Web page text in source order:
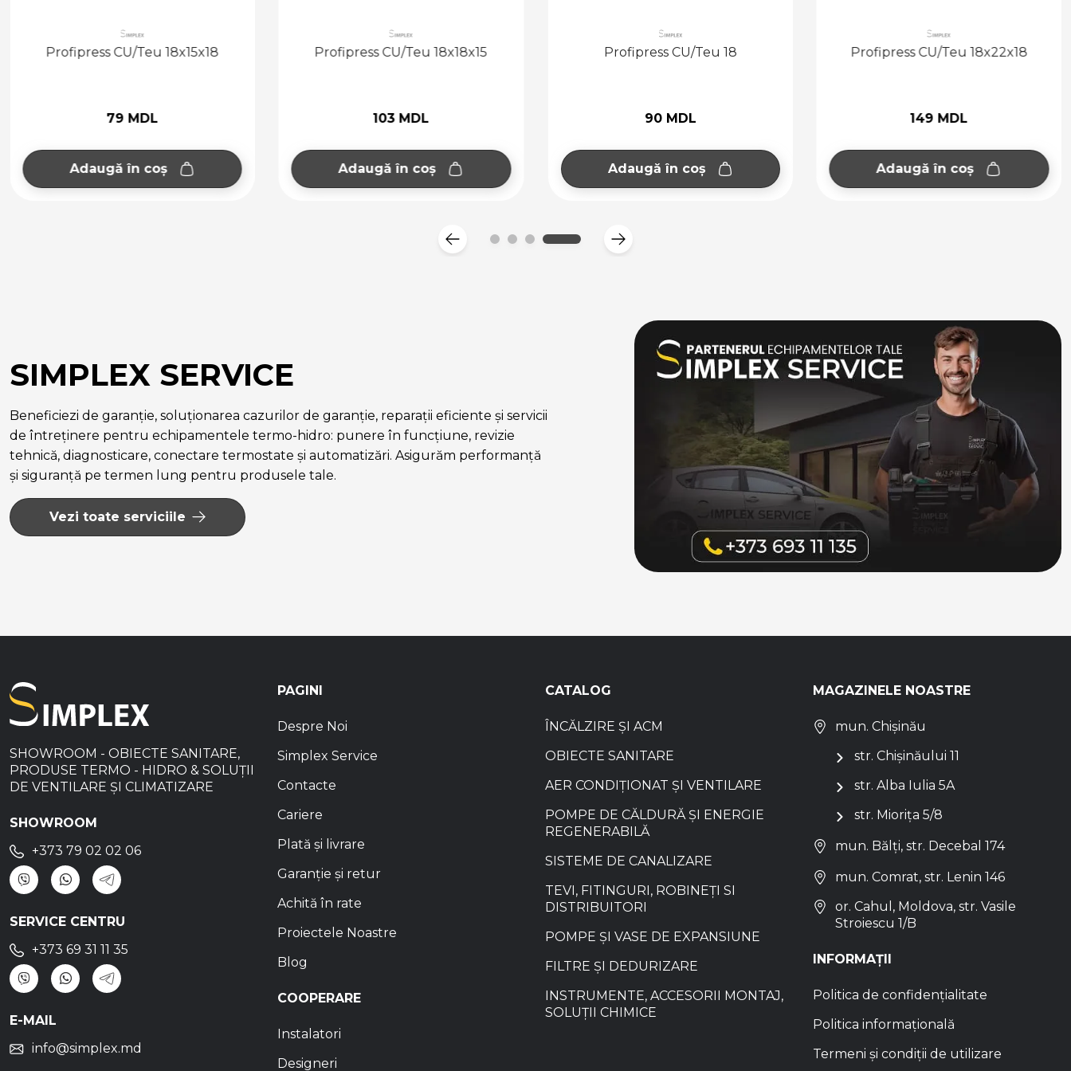
Profipress CU/Teu 18x15x18
79 MDL
Adaugă în coș
Profipress CU/Teu 18x18x15
103 MDL
Adaugă în coș
Profipress CU/Teu 18
90 MDL
Adaugă în coș
Profipress CU/Teu 18x22x18
149 MDL
Adaugă în coș
SIMPLEX SERVICE
Beneficiezi de garanție, soluționarea cazurilor de garanție, reparații eficiente și servicii
de întreținere pentru echipamentele termo-hidro: punere în funcțiune, revizie
tehnică, diagnosticare, conectare termostate și automatizări. Asigurăm performanță
și siguranță pe termen lung pentru produsele tale.
Vezi toate serviciile
SHOWROOM - OBIECTE SANITARE,
PRODUSE TERMO - HIDRO & SOLUȚII
DE VENTILARE ȘI CLIMATIZARE
SHOWROOM
+373 79 02 02 06
SERVICE CENTRU
+373 69 31 11 35
E-MAIL
info@simplex.md
PAGINI
Despre Noi
Simplex Service
Contacte
Cariere
Plată și livrare
Garanție și retur
Achită în rate
Proiectele Noastre
Blog
COOPERARE
Instalatori
Designeri
CATALOG
ÎNCĂLZIRE ȘI ACM
OBIECTE SANITARE
AER CONDIȚIONAT ȘI VENTILARE
POMPE DE CĂLDURĂ ȘI ENERGIE
REGENERABILĂ
SISTEME DE CANALIZARE
TEVI, FITINGURI, ROBINEȚI SI
DISTRIBUITORI
POMPE ȘI VASE DE EXPANSIUNE
FILTRE ȘI DEDURIZARE
INSTRUMENTE, ACCESORII MONTAJ,
SOLUȚII CHIMICE
MAGAZINELE NOASTRE
mun. Chișinău
str. Chișinăului 11
str. Alba Iulia 5A
str. Miorița 5/8
mun. Bălți, str. Decebal 174
mun. Comrat, str. Lenin 146
or. Cahul, Moldova, str. Vasile
Stroiescu 1/B
INFORMAȚII
Politica de confidențialitate
Politica informațională
Termeni și condiții de utilizare